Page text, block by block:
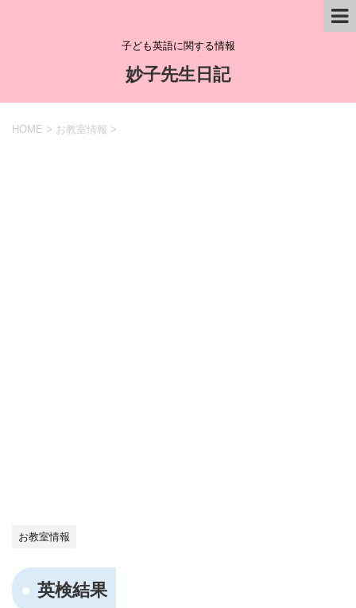
子ども英語に関する情報
妙子先生日記
HOME > お教室情報 >
お教室情報
英検結果